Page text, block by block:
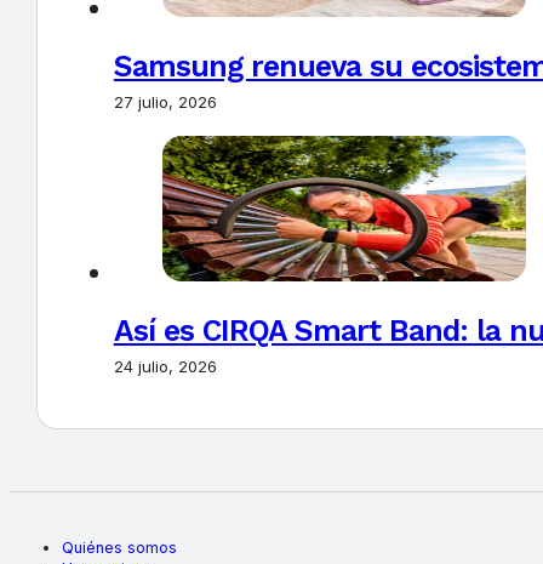
Samsung renueva su
27 julio, 2026
Así es CIRQA Smart Band: la
24 julio, 2026
Quiénes somos